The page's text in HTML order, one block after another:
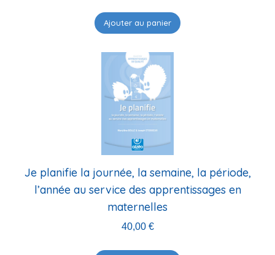
Ajouter au panier
Je planifie la journée, la semaine, la période,
l’année au service des apprentissages en
maternelles
40,00 €